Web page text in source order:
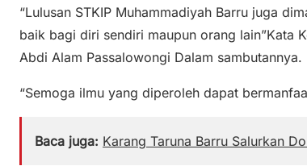
“Lulusan STKIP Muhammadiyah Barru juga
baik bagi diri sendiri maupun orang lain”Kata
Abdi Alam Passalowongi Dalam sambutannya.
“Semoga ilmu yang diperoleh dapat
Baca juga: Karang Taruna Barru Salurkan